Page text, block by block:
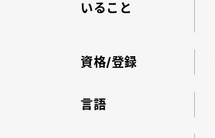
いること
資格/登録
言語